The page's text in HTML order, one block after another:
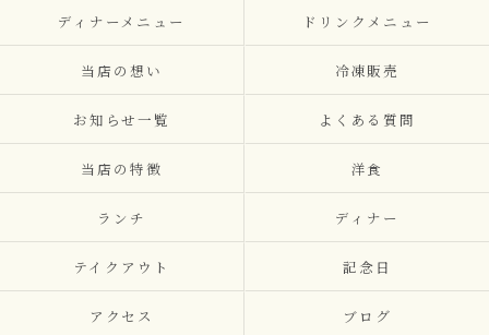
ディナーメニュー ドリンクメニュー
当店の想い 冷凍販売
お知らせ一覧 よくある質問
当店の特徴 洋食
ランチ ディナー
テイクアウト 記念日
アクセス ブログ